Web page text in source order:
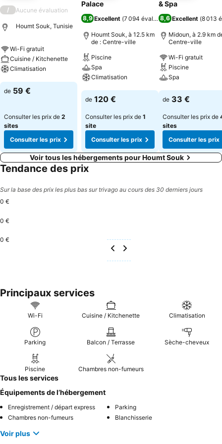
/ Aucune évaluation
Houmt Souk, Tunisie
Wi-Fi gratuit
Cuisine / Kitchenette
Climatisation
Consulter les prix
de 59 €
Consulter les prix de 2
sites
Consulter les prix
Palace
8,9 Excellent (7 094 évaluations)
Houmt Souk, à 12.5 km
de : Centre-ville
Piscine
Spa
Climatisation
Consulter les prix
de 120 €
Consulter les prix de 1
site
Consulter les prix
& Spa
8,6 Excellent (8 013
Midoun, à 2.9 km
Centre-ville
Wi-Fi gratuit
Piscine
Spa
Consulter les
de 33 €
Consulter les prix de
sites
Consulter les prix
Voir tous les hébergements pour Houmt Souk
Tendance des prix
Sur la base des prix les plus bas sur trivago au cours des 30 derniers jours
0 €
0 €
0 €
Principaux services
Wi-Fi Cuisine / Kitchenette Climatisation
Parking Balcon / Terrasse Sèche-cheveux
Piscine Chambres non-fumeurs
Tous les services
Équipements de l’hébergement
Enregistrement / départ express
Parking
Chambres non-fumeurs
Blanchisserie
Voir plus